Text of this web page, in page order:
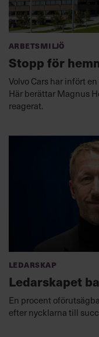
Arbetsmiljö
Stopp för
Volvo Cars har infört
Här berättar Magnus
reagerat.
Ledarskap
Ledarskapet
En procent
efter nycklarna till